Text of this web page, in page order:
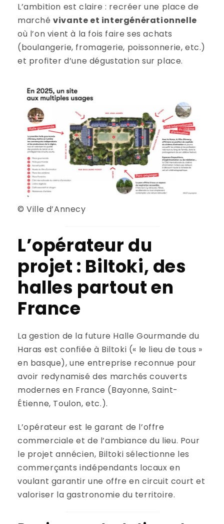
L’ambition est claire : recréer une place de
marchévivante et intergénérationnelle
où l’on vient à la fois faire ses achats
(boulangerie, fromagerie, poissonnerie, etc.)
et profiter d’une dégustation sur place.
© Ville d’Annecy
L’opérateur du
projet : Biltoki, des
halles partout en
France
La gestion de la future Halle Gourmande du
Haras est confiée à Biltoki (« le lieu de tous »
en basque), une entreprise reconnue pour
avoir redynamisé des marchés couverts
modernes en France (Bayonne, Saint-
Étienne, Toulon, etc.).
L’opérateur est le garant de l’offre
commerciale et de l’ambiance du lieu. Pour
le projet annécien, Biltoki sélectionne les
commerçants indépendants locaux en
voulant garantir une offre en circuit court et
valoriser la gastronomie du territoire.